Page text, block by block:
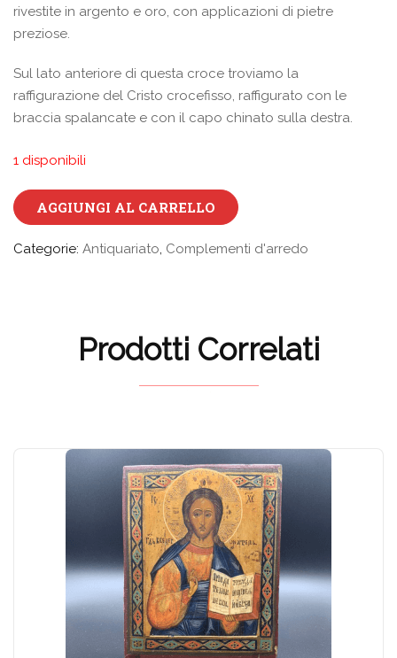
rivestite in argento e oro, con applicazioni di pietre
preziose.
Sul lato anteriore di questa croce troviamo la
raffigurazione del Cristo crocefisso, raffigurato con le
braccia spalancate e con il capo chinato sulla destra.
1 disponibili
AGGIUNGI AL CARRELLO
Categorie: Antiquariato, Complementi d'arredo
Prodotti Correlati